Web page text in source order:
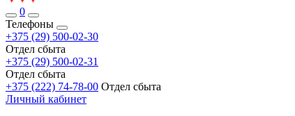
0
Телефоны
+375 (29) 500-02-30
Отдел сбыта
+375 (29) 500-02-31
Отдел сбыта
+375 (222) 74-78-00 Отдел сбыта
Личный кабинет